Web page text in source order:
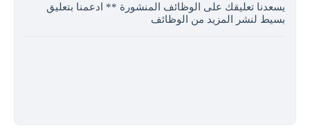
يسعدنا تعليقك على الوظائف المنشورة ** ادعمنا بتعليق
بسيط لنشر المزيد من الوظائف